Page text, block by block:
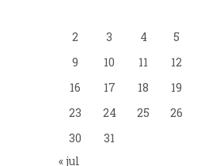
2
3 4 5
9
10 11 12
16
17 18 19
23
24 25 26
30
31
« jul